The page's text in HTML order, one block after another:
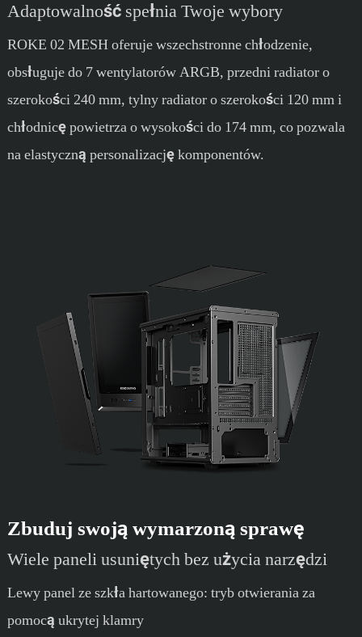
Adaptowalność spełnia Twoje wybory
ROKE 02 MESH oferuje wszechstronne chłodzenie,
obsługuje do 7 wentylatorów ARGB, przedni radiator o
szerokości 240 mm, tylny radiator o szerokości 120 mm i
chłodnicę powietrza o wysokości do 174 mm, co pozwala
na elastyczną personalizację komponentów.
Zbuduj swoją wymarzoną sprawę
Wiele paneli usuniętych bez użycia narzędzi
Lewy panel ze szkła hartowanego: tryb otwierania za
pomocą ukrytej klamry